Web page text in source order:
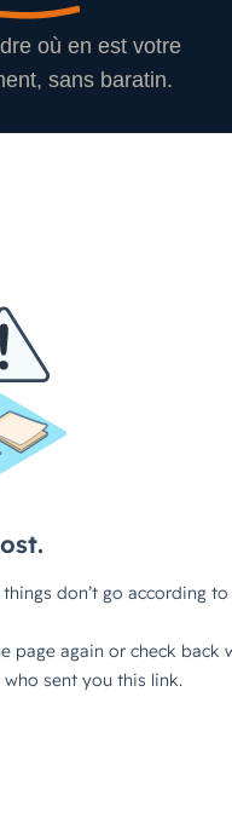
où en est votre
sans baratin.